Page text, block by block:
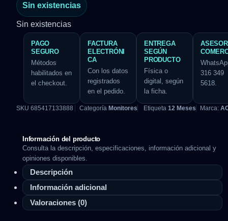
Sin existencias
Sin existencias
PAGO
SEGURO
Métodos
habilitados en
el checkout.
FACTURA
ELECTRÓNI
CA
Con los datos
registrados
en el pedido.
ENTREGA
SEGÚN
PRODUCTO
Física o
digital, según
la ficha.
316 349
5618.
SKU 685417133888 Categoría Monitores Etiqueta 12 Meses Marca:
Información del producto
Consulta la descripción, especificaciones, información adicional y
opiniones disponibles.
Descripción
Información adicional
Valoraciones (0)